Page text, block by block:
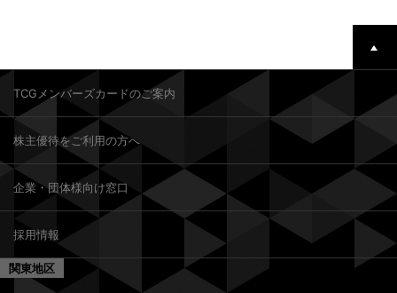
TCGメンバーズカードのご案内
株主優待をご利用の方へ
企業・団体様向け窓口
採用情報
関東地区